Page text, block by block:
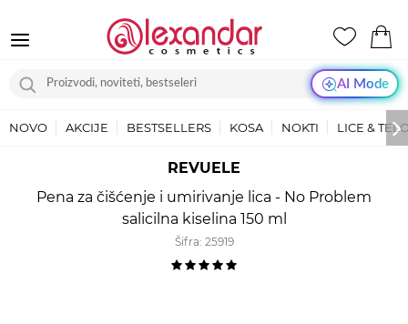
AI Mode
NOVO AKCIJE BESTSELLERS KOSA NOKTI LICE &
REVUELE
Pena za čišćenje i umirivanje lica - No Problem
salicilna kiselina 150 ml
Šifra: 25919